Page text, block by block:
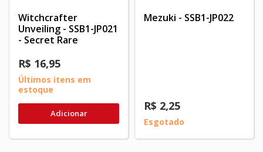
Witchcrafter
Unveiling - SSB1-JP021
- Secret Rare
R$ 16,95
Últimos itens em
estoque
Adicionar
Mezuki - SSB1-JP022
R$ 2,25
Esgotado